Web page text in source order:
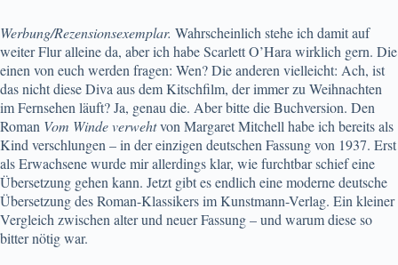
Werbung/Rezensionsexemplar. Wahrscheinlich stehe ich damit auf
weiter Flur alleine da, aber ich habe Scarlett O’Hara wirklich gern. Die
einen von euch werden fragen: Wen? Die anderen vielleicht: Ach, ist
das nicht diese Diva aus dem Kitschfilm, der immer zu Weihnachten
im Fernsehen läuft? Ja, genau die. Aber bitte die Buchversion. Den
Roman Vom Winde verwehtvon Margaret Mitchell habe ich bereits als
Kind verschlungen – in der einzigen deutschen Fassung von 1937. Erst
als Erwachsene wurde mir allerdings klar, wie furchtbar schief eine
Übersetzung gehen kann. Jetzt gibt es endlich eine moderne deutsche
Übersetzung des Roman-Klassikers im Kunstmann-Verlag. Ein kleiner
Vergleich zwischen alter und neuer Fassung – und warum diese so
bitter nötig war.